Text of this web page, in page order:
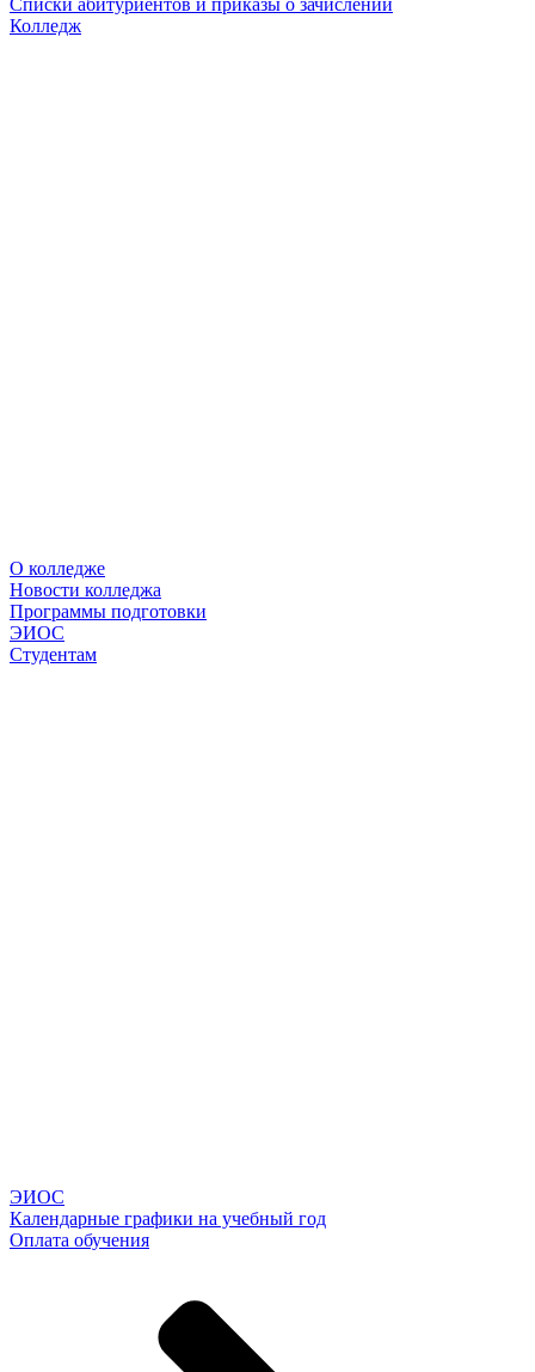
Списки абитуриентов и приказы о зачислении
Колледж
О колледже
Новости колледжа
Программы подготовки
ЭИОС
Студентам
ЭИОС
Календарные графики на учебный год
Оплата обучения